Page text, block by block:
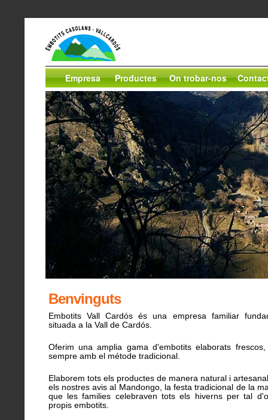
Empresa Productes On trobar-nos
Benvinguts
Embotits Vall Cardós és una empresa familiar
situada a la Vall de Cardós.
Oferim una amplia gama d'embotits elaborats
sempre amb el métode tradicional.
Elaborem tots els productes de manera natural i
els nostres avis al Mandongo, la festa tradicional de la
que les families celebraven tots els hiverns per tal
propis embotits.